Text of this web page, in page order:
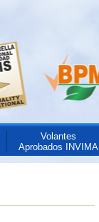
Volantes
Aprobados INVIMA